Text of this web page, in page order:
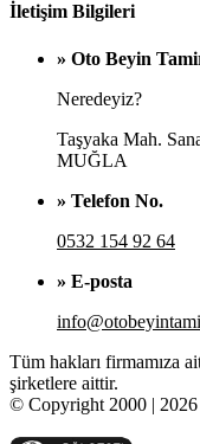
İletişim Bilgileri
» Oto Beyin
Neredeyiz?
Taşyaka Mah.
MUĞLA
» Telefon No.
0532 154 92 64
» E-posta
Tüm hakları firmamıza
şirketlere aittir.
© Copyright 2000 | 2026